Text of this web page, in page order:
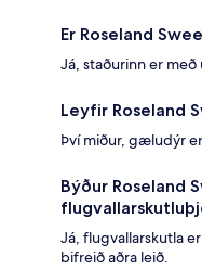
Er Roseland
Já, staðurinn er með
Leyfir Roseland
Því miður, gæludýr
Býður Roseland
Já, flugvallarskutla
bifreið aðra leið.